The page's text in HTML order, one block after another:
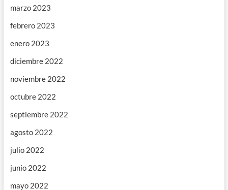
marzo 2023
febrero 2023
enero 2023
diciembre 2022
noviembre 2022
octubre 2022
septiembre 2022
agosto 2022
julio 2022
junio 2022
mayo 2022